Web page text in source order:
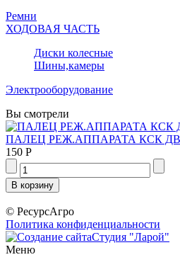
Ремни
ХОДОВАЯ ЧАСТЬ
Диски колесные
Шины,камеры
Электрооборудование
Вы смотрели
ПАЛЕЦ РЕЖ.АППАРАТА КСК
150 Р
© РесурсАгро
Политика конфиденциальности
Студия "Ларой"
Меню